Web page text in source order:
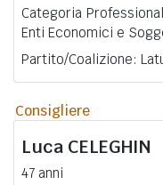
Categoria
Enti Economici e
Partito/Coalizione:
Consigliere
Luca CELEGHIN
47 anni